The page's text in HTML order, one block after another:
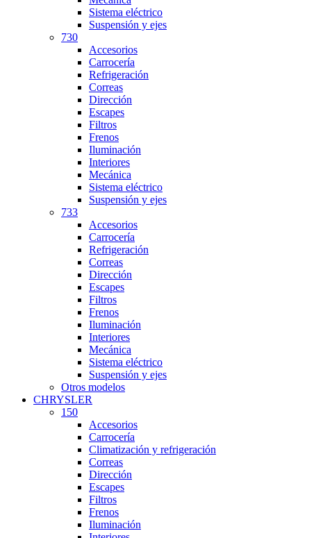
Sistema eléctrico
Suspensión y ejes
730
Accesorios
Carrocería
Refrigeración
Correas
Dirección
Escapes
Filtros
Frenos
Iluminación
Interiores
Mecánica
Sistema eléctrico
Suspensión y ejes
733
Accesorios
Carrocería
Refrigeración
Correas
Dirección
Escapes
Filtros
Frenos
Iluminación
Interiores
Mecánica
Sistema eléctrico
Suspensión y ejes
Otros modelos
CHRYSLER
150
Accesorios
Carrocería
Climatización y refrigeración
Correas
Dirección
Escapes
Filtros
Frenos
Iluminación